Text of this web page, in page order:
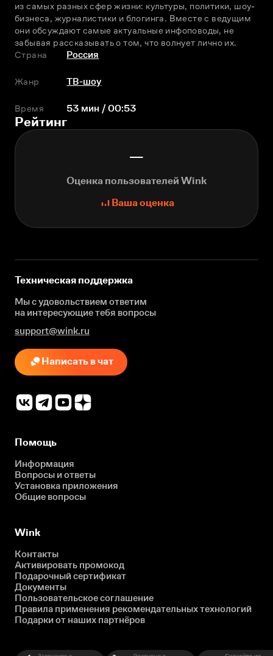
из самых разных сфер жизни: культуры, политики, шоу-
бизнеса, журналистики и блогинга. Вместе с ведущим
они обсуждают самые актуальные инфоповоды, не
забывая рассказывать о том, что волнует лично их.
Страна
Россия
Жанр ТВ-шоу
Время 53 мин / 00:53
Рейтинг
—
Оценка пользователей Wink
Ваша оценка
Техническая поддержка
Мы с удовольствием ответим
на интересующиетебя вопросы
support@wink.ru
Написать в чат
Помощь
Информация
Вопросы и ответы
Установка приложения
Общие вопросы
Wink
Контакты
Активировать промокод
Подарочный сертификат
Документы
Пользовательское соглашение
Правила применения рекомендательных технологий
Подарки от наших партнёров